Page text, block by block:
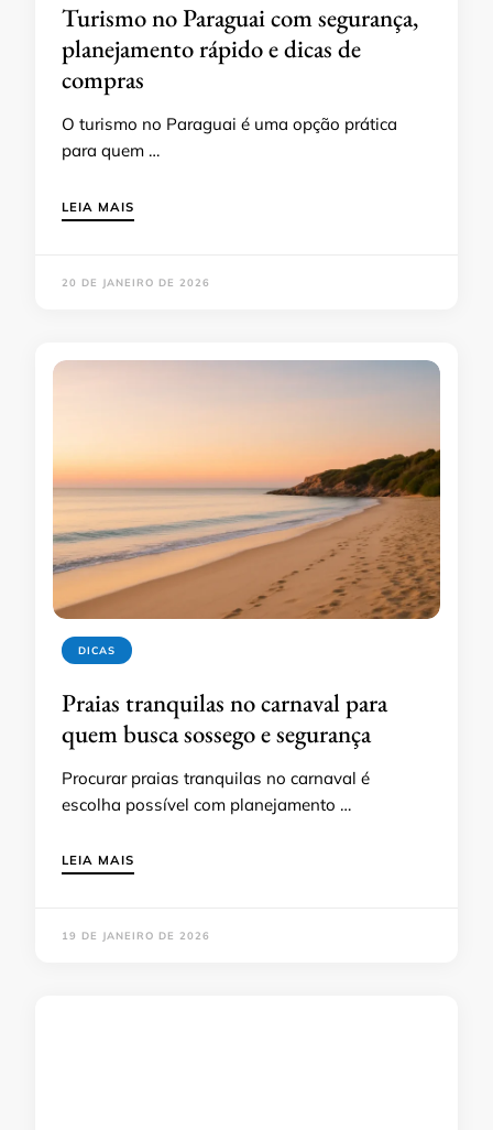
Turismo no Paraguai com segurança,
planejamento rápido e dicas de
compras
O turismo no Paraguai é uma opção prática
para quem …
LEIA MAIS
20 DE JANEIRO DE 2026
DICAS
Praias tranquilas no carnaval para
quem busca sossego e segurança
Procurar praias tranquilas no carnaval é
escolha possível com planejamento …
LEIA MAIS
19 DE JANEIRO DE 2026